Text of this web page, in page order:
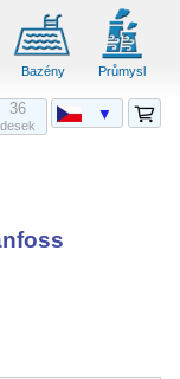
Bazény Průmysl
36
desek
▼